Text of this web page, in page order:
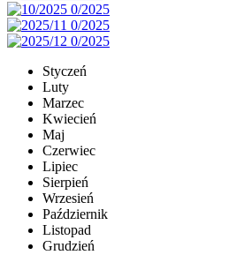
Styczeń
Luty
Marzec
Kwiecień
Maj
Czerwiec
Lipiec
Sierpień
Wrzesień
Październik
Listopad
Grudzień